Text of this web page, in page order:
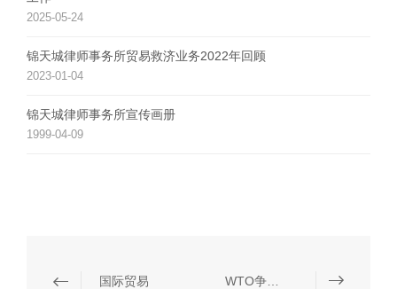
2025-05-24
锦天城律师事务所贸易救济业务2022年回顾
2023-01-04
锦天城律师事务所宣传画册
1999-04-09
国际贸易